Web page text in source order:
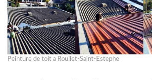
Peinture de toit a Roullet-Saint-Estephe